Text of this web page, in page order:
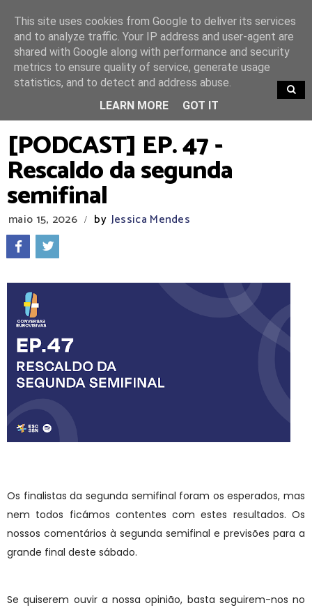
TRENDING
[PODCAST] EP. 47 -
Rescaldo da segunda
semifinal
maio 15, 2026 / by Jessica Mendes
Os finalistas da segunda semifinal foram os esperados, mas
nem todos ficámos contentes com estes resultados. Os
nossos comentários à segunda semifinal e previsões para a
grande final deste sábado.
Se quiserem ouvir a nossa opinião, basta seguirem-nos no
This site uses cookies from Google to deliver its services
and to analyze traffic. Your IP address and user-agent are
shared with Google along with performance and security
metrics to ensure quality of service, generate usage
statistics, and to detect and address abuse.
LEARN MORE
GOT IT